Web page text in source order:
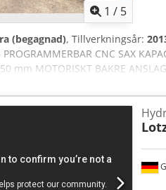
1 / 5
(begagnad), Tillverkningsår:
CNC SAX
mm MOTORISKT BAKRE
NEDHÅLLNING:
SKUGGLINJELJUS:
SLAGLÄNGD: